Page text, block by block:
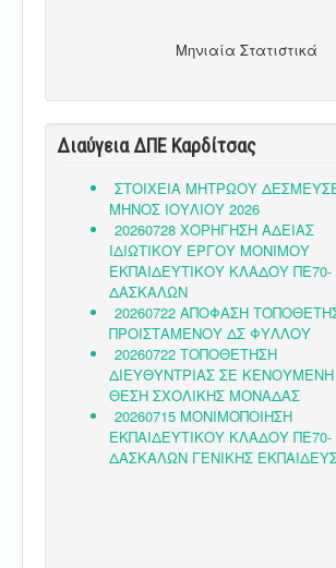
Μηνιαία Στατιστικά
Διαύγεια ΔΠΕ Καρδίτσας